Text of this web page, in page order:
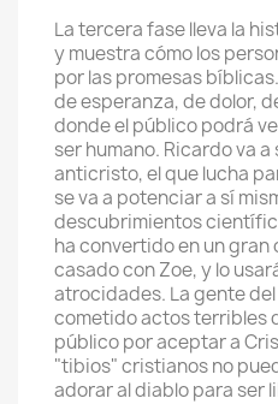
La tercera fase lleva la
y muestra cómo los
por las promesas
de esperanza, de dolor,
donde el público podrá
ser humano. Ricardo va
anticristo, el que lucha
se va a potenciar a sí
descubrimientos
ha convertido en un gran
casado con Zoe, y lo
atrocidades. La gente
cometido actos terribles
público por aceptar a
"tibios" cristianos no
adorar al diablo para ser